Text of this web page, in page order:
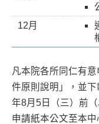
12月
凡本院各所同仁有
件原則說明」，並
年8月5日（三）前
申請紙本公文至本